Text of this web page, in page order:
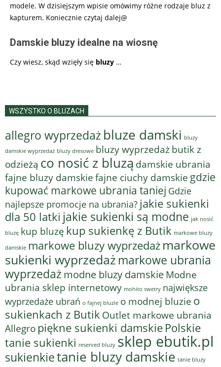
modele. W dzisiejszym wpisie omówimy różne rodzaje bluz z
kapturem. Koniecznie czytaj dalej@
Damskie bluzy idealne na wiosnę
Czy wiesz, skąd wzięły się bluzy …
WSZYSTKO O BLUZACH
allegro wyprzedaż bluze damski bluzy
damskie wyprzedaż bluzy dresowe bluzy wyprzedaż butik z
odzieżą co nosić z bluzą damskie ubrania
fajne bluzy damskiefajne ciuchy damskie gdzie
kupować markowe ubrania taniej Gdzie
najlepsze promocje na ubrania? jakie sukienki
dla 50 latki jakie sukienki są modne jak nosić
bluzę kup bluzę kup sukienkę z Butik markowe bluzy
damskie markowe bluzy wyprzedaż markowe
sukienki wyprzedaż markowe ubrania
wyprzedaż modne bluzy damskie Modne
ubrania sklep internetowy mohito swetry największe
wyprzedaże ubrań o fajnej bluzie o modnej bluzie o
sukienkach z Butik Outlet markowe ubrania
Allegropiękne sukienki damskie Polskie
tanie sukienki reserved bluzy sklep ebutik.pl
sukienkietanie bluzy damskie tanie bluzy